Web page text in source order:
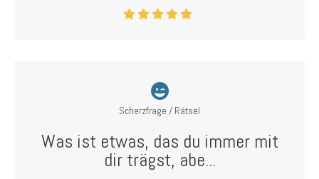
Scherzfrage / Rätsel
Was ist etwas, das du immer mit
dir trägst, abe...